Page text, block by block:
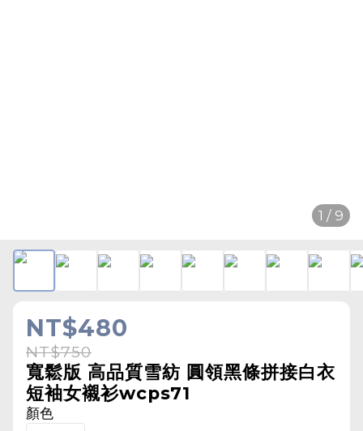
1 / 9
NT$480
NT$750
寬鬆版 高品質雪紡 圓領黑條拼接白衣
短袖女襯衫wcps71
顏色